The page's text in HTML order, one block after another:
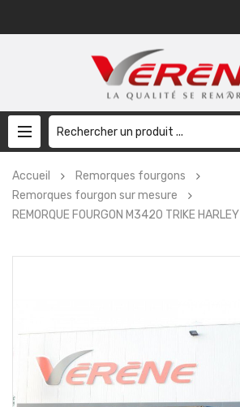
Accueil
Remorques fourgons
Remorques fourgon sur mesure
REMORQUE FOURGON M3420 TRIKE HARLEY